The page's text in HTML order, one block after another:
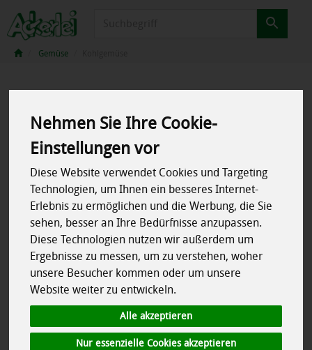
Nehmen Sie Ihre Cookie-
Einstellungen vor
Diese Website verwendet Cookies und Targeting
Technologien, um Ihnen ein besseres Internet-
Erlebnis zu ermöglichen und die Werbung, die Sie
sehen, besser an Ihre Bedürfnisse anzupassen.
Diese Technologien nutzen wir außerdem um
Ergebnisse zu messen, um zu verstehen, woher
unsere Besucher kommen oder um unsere
Website weiter zu entwickeln.
Alle akzeptieren
Nur essenzielle Cookies akzeptieren
Gemüse